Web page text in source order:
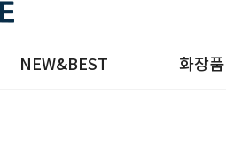
NEW&BEST 화장품